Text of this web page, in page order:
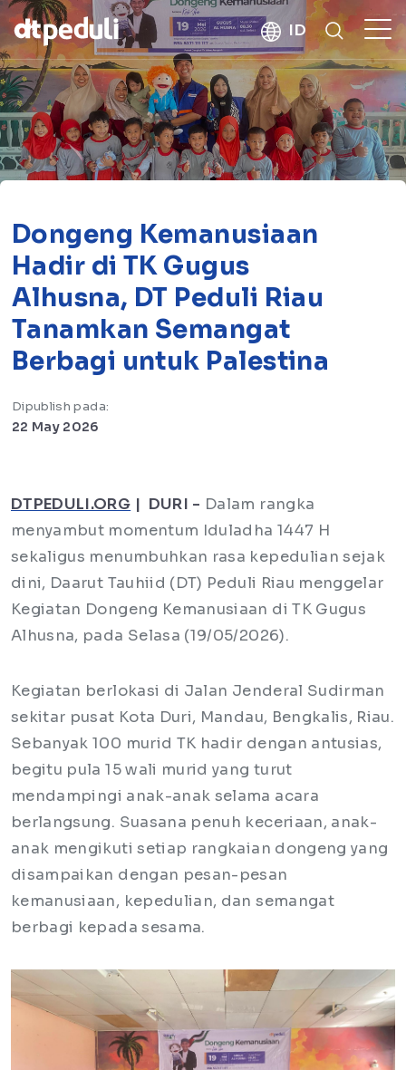
CARI
kebaikan
ID
Dongeng Kemanusiaan
Hadir di TK Gugus
Alhusna, DT Peduli Riau
Tanamkan Semangat
Berbagi untuk Palestina
Dipublish pada:
22 May 2026
DTPEDULI.ORG | DURI - Dalam rangka
menyambut momentum Iduladha 1447 H
sekaligus menumbuhkan rasa kepedulian sejak
dini, Daarut Tauhiid (DT) Peduli Riau menggelar
Kegiatan Dongeng Kemanusiaan di TK Gugus
Alhusna, pada Selasa (19/05/2026).
Kegiatan berlokasi di Jalan Jenderal Sudirman
sekitar pusat Kota Duri, Mandau, Bengkalis, Riau.
Sebanyak 100 murid TK hadir dengan antusias,
begitu pula 15 wali murid yang turut
mendampingi anak-anak selama acara
berlangsung. Suasana penuh keceriaan, anak-
anak mengikuti setiap rangkaian dongeng yang
disampaikan dengan pesan-pesan
kemanusiaan, kepedulian, dan semangat
berbagi kepada sesama.